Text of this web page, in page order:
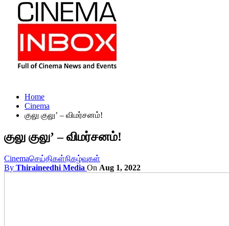
Home
Cinema
குலு குலு’ – விமர்சனம்!
குலு குலு’ – விமர்சனம்!
Cinemaசெய்திகள்நிகழ்வுகள்
By Thiraineedhi Media On Aug 1, 2022